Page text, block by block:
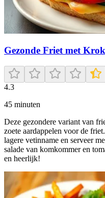
Gezonde Friet met
4.3
45 minuten
Deze gezondere variant van
zoete aardappelen voor de
lagere vetinname en serveer
salade van komkommer en
en heerlijk!